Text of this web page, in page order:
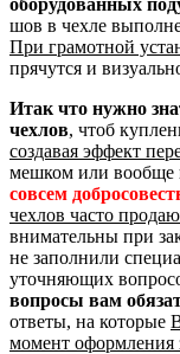
шов в чехле
При грамотной
прячутся и
Итак что нужно
чехлов, чтоб
создавая эффект
мешком или вообще
совсем
чехлов часто
внимательны при
не заполнили
уточняющих
вопросы вам
ответы, на которые
момент оформления